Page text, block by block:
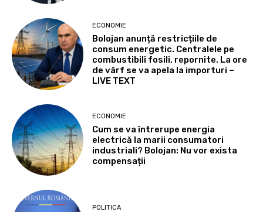
ECONOMIE
Bolojan anunță restricțiile de
consum energetic. Centralele pe
combustibili fosili, repornite. La ore
de vârf se va apela la importuri –
LIVE TEXT
ECONOMIE
Cum se va întrerupe energia
electrică la marii consumatori
industriali? Bolojan: Nu vor exista
compensații
POLITICA